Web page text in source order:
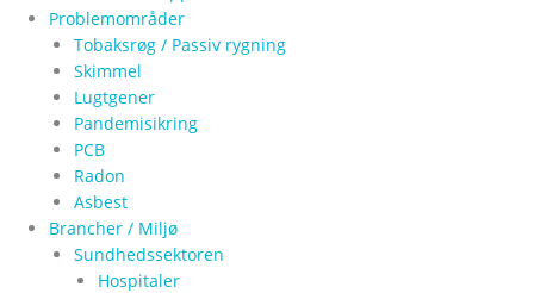
Problemområder
Tobaksrøg / Passiv rygning
Skimmel
Lugtgener
Pandemisikring
PCB
Radon
Asbest
Brancher / Miljø
Sundhedssektoren
Hospitaler